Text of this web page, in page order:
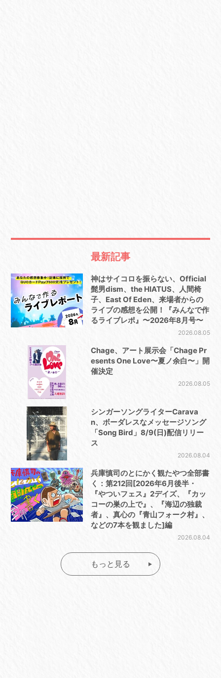
最新記事
神はサイコロを振らない、Official
髭男dism、the HIATUS、人間椅
子、East Of Eden、来場者からの
ライブの感想を公開！『みんなで作
るライブレポ』〜2026年8月号〜
2026.08.05
Chage、アート展示会「Chage Pr
esents One Love〜夏ノ余白〜」開
催決定
2026.08.05
シンガーソングライターCarava
n、ボーダレスなメッセージソング
「Song Bird」8/9(日)配信リリー
ス
2026.08.04
兵庫慎司のとにかく観たやつ全部書
く：第212回[2026年6月後半・
『やついフェス』2デイズ、『カッ
コーの巣の上で』、『海辺の独裁
者』、真心の『青山フォーク村』、
などの7本を観ました]編
2026.08.04
もっと見る